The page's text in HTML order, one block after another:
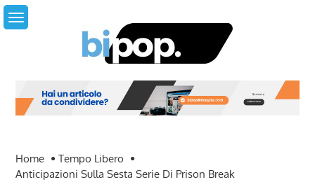
Skip
to
Home
Tempo Libero
Anticipazioni Sulla Sesta Serie Di Prison Break